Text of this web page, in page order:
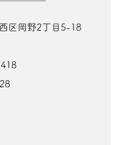
区岡野2丁目5-18